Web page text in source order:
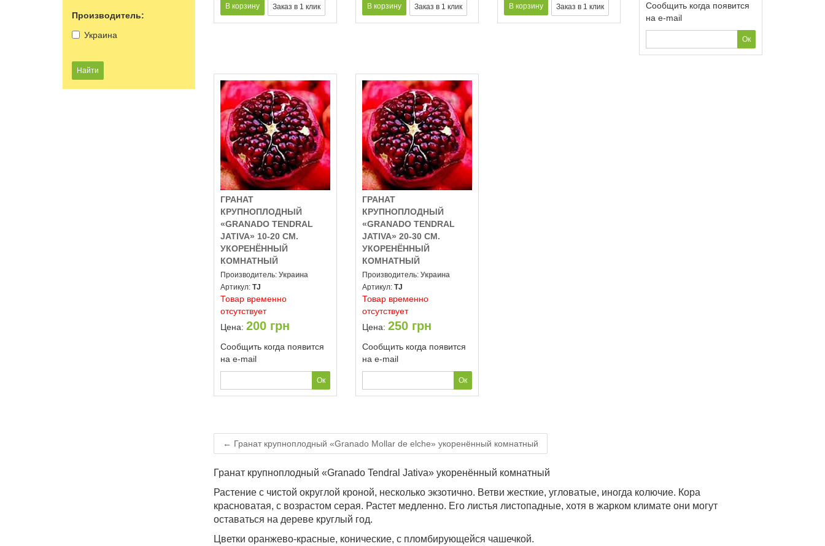
Производитель:
Украина
Сообщить когда появится
на e-mail
ГРАНАТ
КРУПНОПЛОДНЫЙ
«GRANADO TENDRAL
JATIVA» 10-20 СМ.
УКОРЕНЁННЫЙ
КОМНАТНЫЙ
Производитель: Украина
Артикул: TJ
Товар временно
отсутствует
Цена: 200грн
Сообщить когда появится
на e-mail
ГРАНАТ
КРУПНОПЛОДНЫЙ
«GRANADO TENDRAL
JATIVA» 20-30 СМ.
УКОРЕНЁННЫЙ
КОМНАТНЫЙ
Производитель: Украина
Артикул: TJ
Товар временно
отсутствует
Цена: 250грн
Сообщить когда появится
на e-mail
← Гранат крупноплодный «Granado Mollar de elche» укоренённый комнатный
Гранат крупноплодный «Granado Tendral Jativa» укоренённый комнатный
Растение с чистой округлой кроной, несколько экзотично. Ветви жесткие, угловатые, иногда колючие. Кора
красноватая, с возрастом серая. Растет медленно. Его листья листопадные, хотя в жарком климате они могут
оставаться на дереве круглый год.
Цветки оранжево-красные, конические, с пломбирующейся чашечкой.